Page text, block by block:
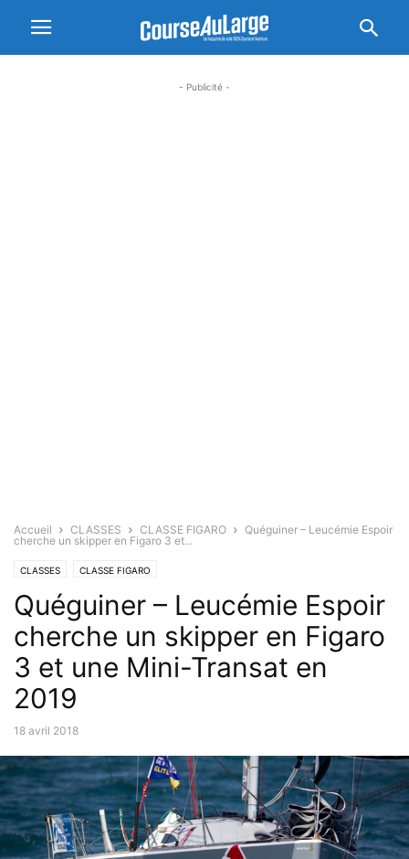
- Publicité -
Accueil CLASSES CLASSE FIGARO
Quéguiner – Leucémie Espoir
cherche un skipper en Figaro 3 et...
CLASSES CLASSE FIGARO
Quéguiner – Leucémie Espoir
cherche un skipper en Figaro
3 et une Mini-Transat en
2019
18 avril 2018